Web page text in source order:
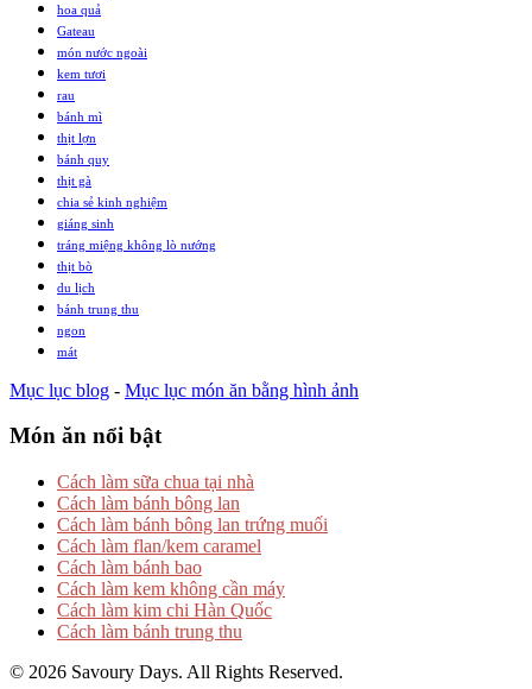
hoa quả
Gateau
món nước ngoài
kem tươi
rau
bánh mì
thịt lợn
bánh quy
thịt gà
chia sẻ kinh nghiệm
giáng sinh
tráng miệng không lò nướng
thịt bò
du lịch
bánh trung thu
ngon
mát
Mục lục blog - Mục lục món ăn bằng hình ảnh
Món ăn nổi bật
Cách làm sữa chua tại nhà
Cách làm bánh bông lan
Cách làm bánh bông lan trứng muối
Cách làm flan/kem caramel
Cách làm bánh bao
Cách làm kem không cần máy
Cách làm kim chi Hàn Quốc
Cách làm bánh trung thu
© 2026 Savoury Days. All Rights Reserved.